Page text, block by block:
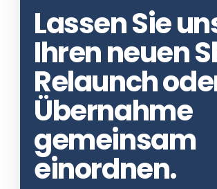
Lassen Sie
Ihren neuen
Relaunch
Übernahme
gemeinsam
einordnen.